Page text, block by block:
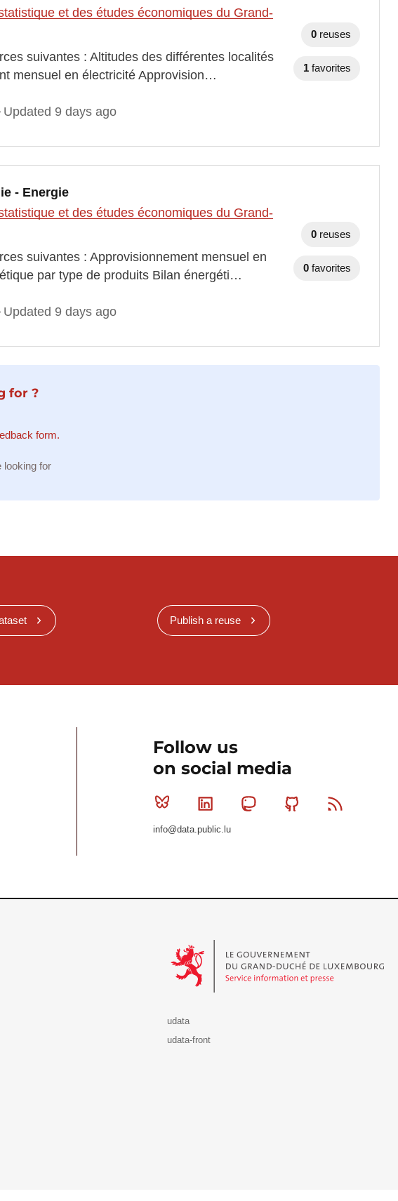
et des études économiques du Grand-
suivantes : Altitudes des différentes localités
mensuel en électricité Approvision…
Updated 9 days ago
0 reuses
1 favorites
- Energie
et des études économiques du Grand-
suivantes : Approvisionnement mensuel en
par type de produits Bilan énergéti…
Updated 9 days ago
0 reuses
0 favorites
for ?
form.
looking for
Publish a reuse
Follow us
on social media
Bluesky Linkedin MastodonGithub
info@data.public.lu
udata
udata-front